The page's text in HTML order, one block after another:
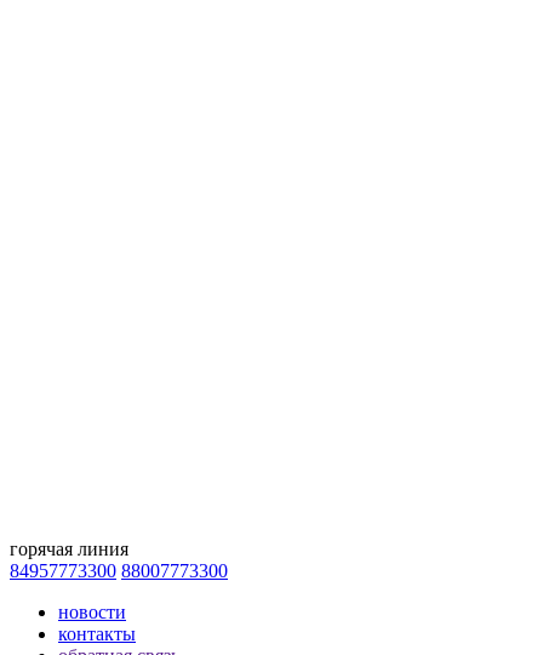
горячая линия
84957773300 88007773300
новости
контакты